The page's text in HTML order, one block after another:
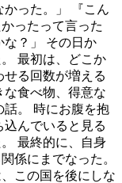
った。」 『こん
ったって言った
な？」 その日か
最初は、どこか
る回数が増える
な食べ物、得意な
話。 時にお腹を抱
込んでいると見る
最終的に、自身
係にまでなった。
この国を後にしな